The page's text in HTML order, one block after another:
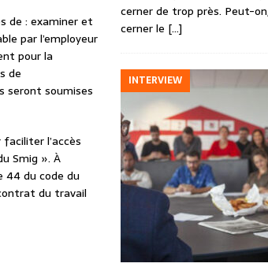
de : examiner et
par l’employeur
pour la
de
seront soumises
l’accès
Smig ». À
44 du code du
du travail
cerner de trop près. Peut-
cerner le […]
INTERVIEW